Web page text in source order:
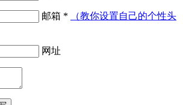
邮箱 *
（教你设置自己的个性头
网址